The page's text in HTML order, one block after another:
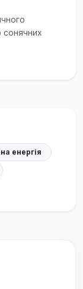
сонячних
енергія